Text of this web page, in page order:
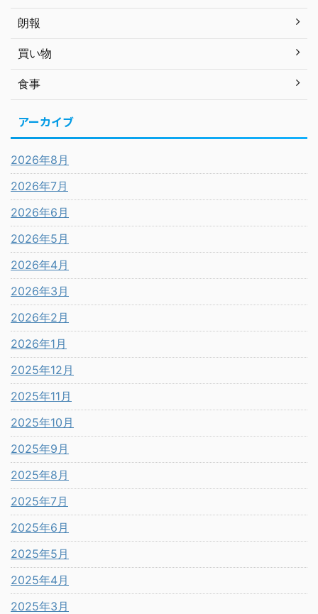
朗報
買い物
食事
アーカイブ
2026年8月
2026年7月
2026年6月
2026年5月
2026年4月
2026年3月
2026年2月
2026年1月
2025年12月
2025年11月
2025年10月
2025年9月
2025年8月
2025年7月
2025年6月
2025年5月
2025年4月
2025年3月